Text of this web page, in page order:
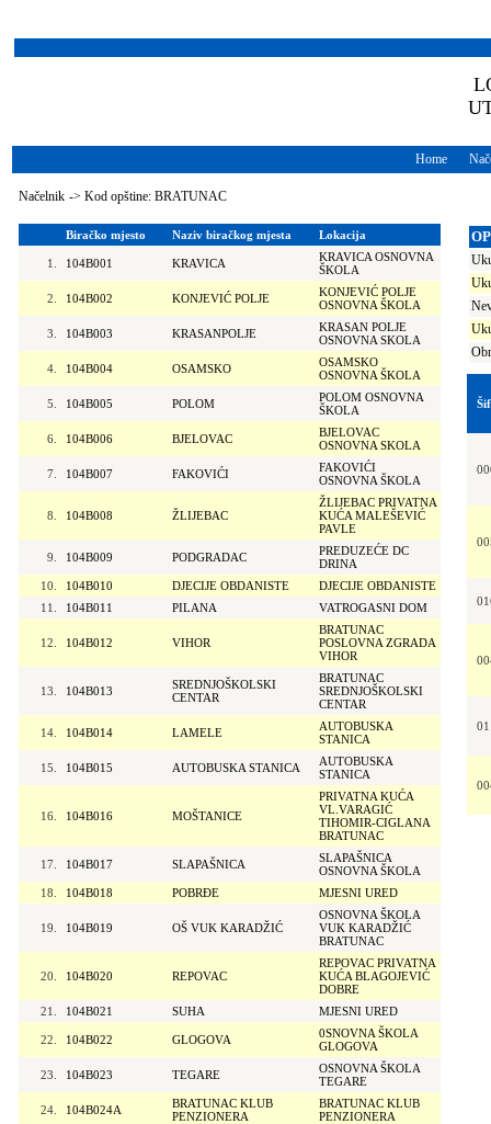
Home
Načelnik -> Kod opštine: BRATUNAC
Biračko mjesto Naziv biračkog mjesta Lokacija
1. 104B001 KRAVICA
KRAVICA OSNOVNA
ŠKOLA
2. 104B002 KONJEVIĆ POLJE
KONJEVIĆ POLJE
OSNOVNA ŠKOLA
3. 104B003 KRASANPOLJE
KRASAN POLJE
OSNOVNA SKOLA
4. 104B004 OSAMSKO
OSAMSKO
OSNOVNA ŠKOLA
5. 104B005 POLOM
POLOM OSNOVNA
ŠKOLA
6. 104B006 BJELOVAC
BJELOVAC
OSNOVNA SKOLA
7. 104B007 FAKOVIĆI
FAKOVIĆI
OSNOVNA ŠKOLA
8. 104B008 ŽLIJEBAC
ŽLIJEBAC PRIVATNA
KUĆA MALEŠEVIĆ
PAVLE
9. 104B009 PODGRADAC
PREDUZEĆE DC
DRINA
10.
104B010 DJECIJE OBDANISTE
DJECIJE OBDANISTE
11.
104B011 PILANA VATROGASNI DOM
12. 104B012 VIHOR
BRATUNAC
POSLOVNA ZGRADA
VIHOR
13. 104B013
SREDNJOŠKOLSKI
CENTAR
BRATUNAC
SREDNJOŠKOLSKI
CENTAR
14. 104B014 LAMELE
AUTOBUSKA
STANICA
15. 104B015 AUTOBUSKA STANICA
AUTOBUSKA
STANICA
16. 104B016 MOŠTANICE
PRIVATNA KUĆA
VL.VARAGIĆ
TIHOMIR-CIGLANA
BRATUNAC
17. 104B017 SLAPAŠNICA
SLAPAŠNICA
OSNOVNA ŠKOLA
18.
104B018 POBRĐE MJESNI URED
19. 104B019 OŠ VUK KARADŽIĆ
OSNOVNA ŠKOLA
VUK KARADŽIĆ
BRATUNAC
20. 104B020 REPOVAC
REPOVAC PRIVATNA
KUĆA BLAGOJEVIĆ
DOBRE
21.
104B021 SUHA MJESNI URED
22. 104B022 GLOGOVA
0SNOVNA ŠKOLA
GLOGOVA
23. 104B023 TEGARE
OSNOVNA ŠKOLA
TEGARE
24. 104B024A
BRATUNAC KLUB
PENZIONERA
BRATUNAC KLUB
PENZIONERA